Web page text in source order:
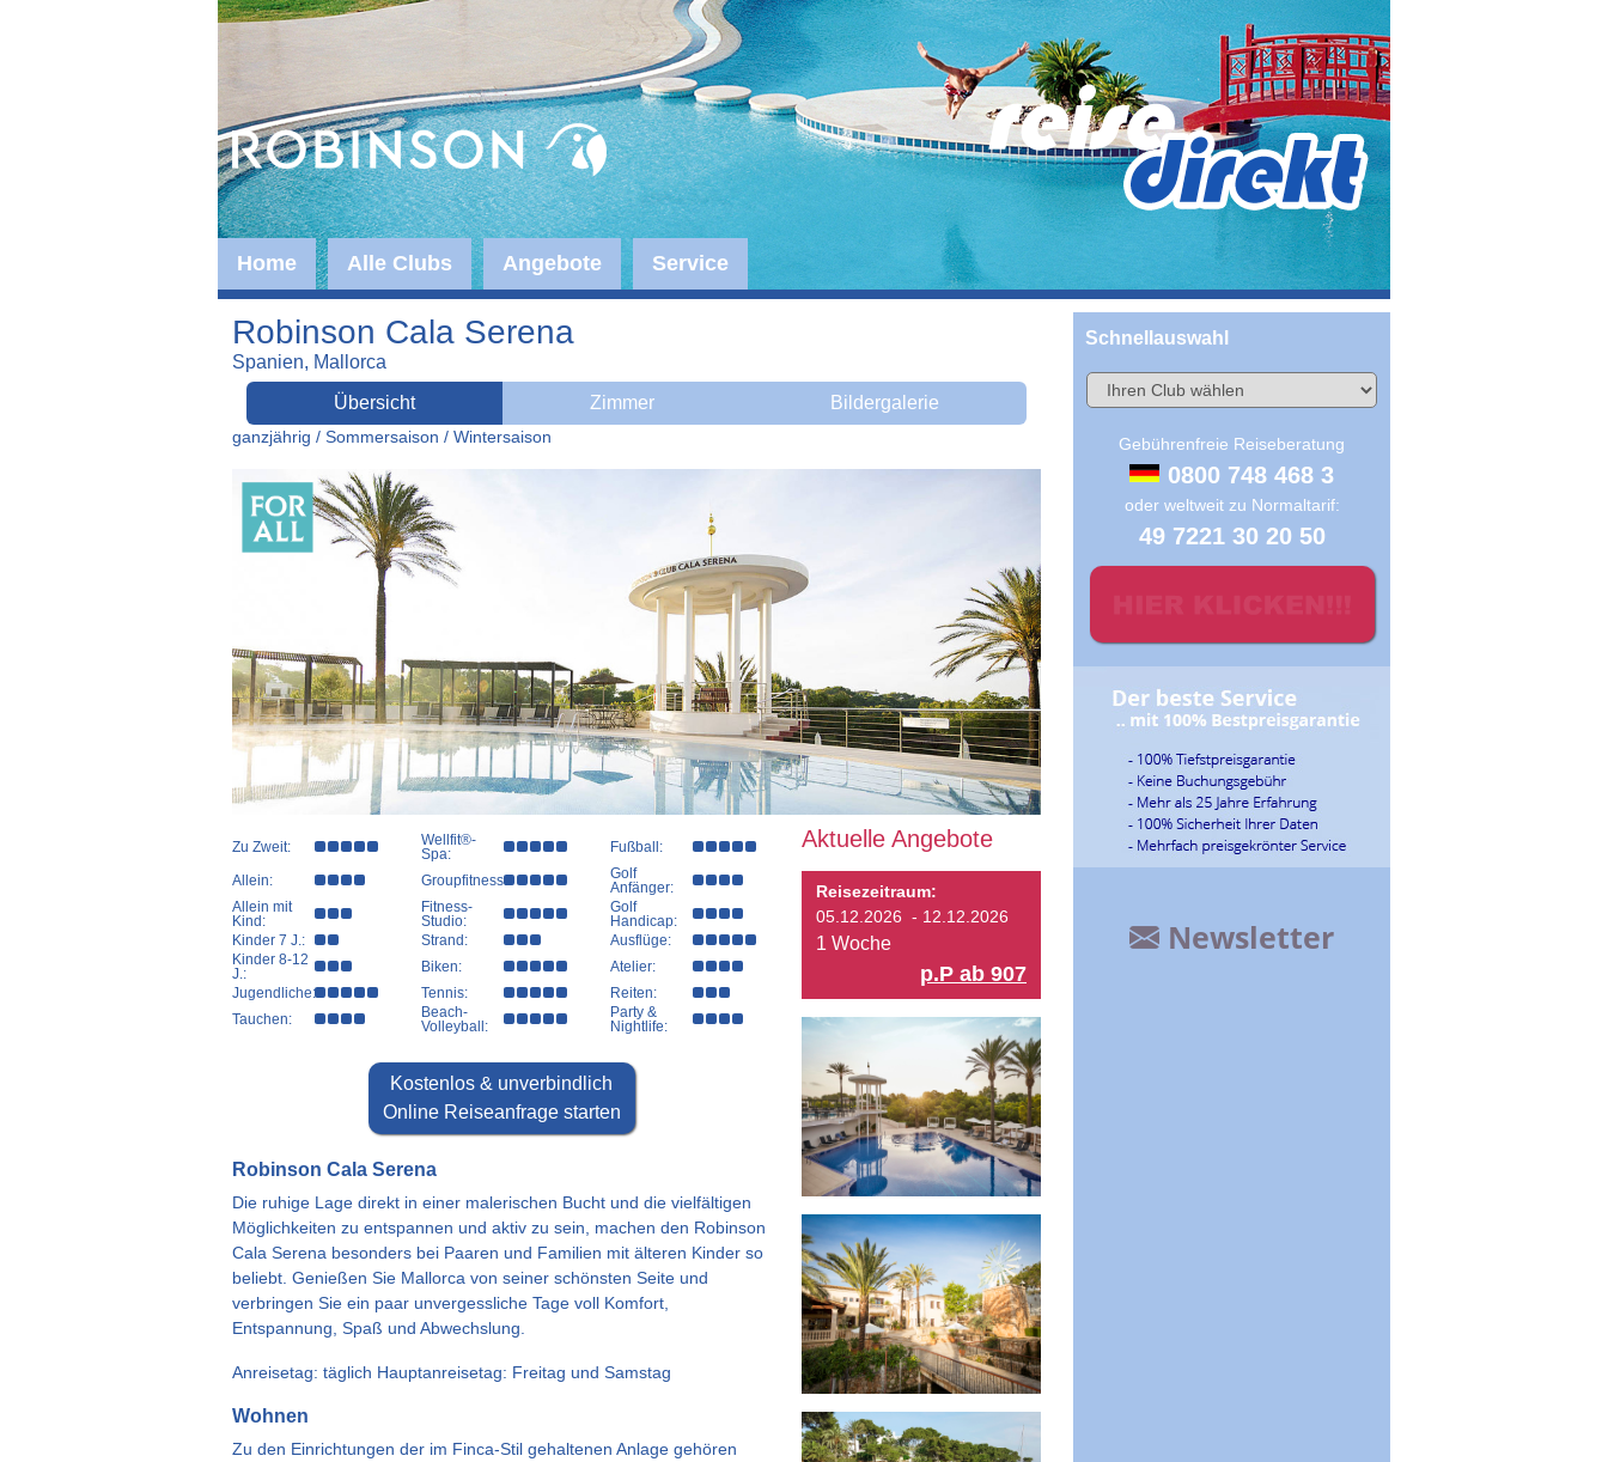
Home Alle Clubs Angebote Service
Robinson Cala Serena
Spanien, Mallorca
Übersicht
Zimmer Bildergalerie
ganzjährig / Sommersaison / Wintersaison
Aktuelle Angebote
Reisezeitraum:
05.12.2026 - 12.12.2026
1 Woche
p.P ab 907
Zu Zweit:
Wellfit®-
Spa:
Fußball:
Allein:
Groupfitness:
Golf
Anfänger:
Allein mit
Kind:
Fitness-
Studio:
Golf
Handicap:
Kinder 7 J.:
Strand:
Ausflüge:
Kinder 8-12
J.:
Biken:
Atelier:
Jugendliche:
Tennis:
Reiten:
Tauchen:
Beach-
Volleyball:
Party &
Nightlife:
Kostenlos & unverbindlich
Online Reiseanfrage starten
Robinson Cala Serena
Die ruhige Lage direkt in einer malerischen Bucht und die vielfältigen
Möglichkeiten zu entspannen und aktiv zu sein, machen den Robinson
Cala Serena besonders bei Paaren und Familien mit älteren Kinder so
beliebt. Genießen Sie Mallorca von seiner schönsten Seite und
verbringen Sie ein paar unvergessliche Tage voll Komfort,
Entspannung, Spaß und Abwechslung.
Anreisetag: täglich Hauptanreisetag: Freitag und Samstag
Wohnen
Zu den Einrichtungen der im Finca-Stil gehaltenen Anlage gehören
Schnellauswahl
Gebührenfreie Reiseberatung
0800 748 468 3
oder weltweit zu Normaltarif:
49 7221 30 20 50
Newsletter